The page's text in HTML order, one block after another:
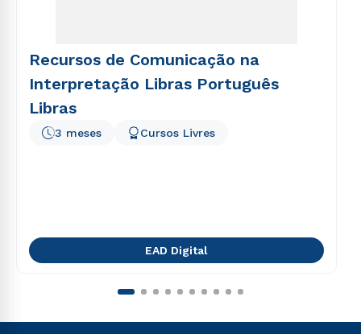
Recursos de Comunicação na
Interpretação Libras Português
Libras
3 meses Cursos Livres
EAD Digital